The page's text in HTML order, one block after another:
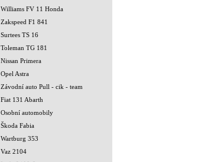
Williams FV 11 Honda
Zakspeed F1 841
Surtees TS 16
Toleman TG 181
Nissan Primera
Opel Astra
Závodní auto Pull - cik - team
Fiat 131 Abarth
Osobní automobily
Škoda Fabia
Wartburg 353
Vaz 2104